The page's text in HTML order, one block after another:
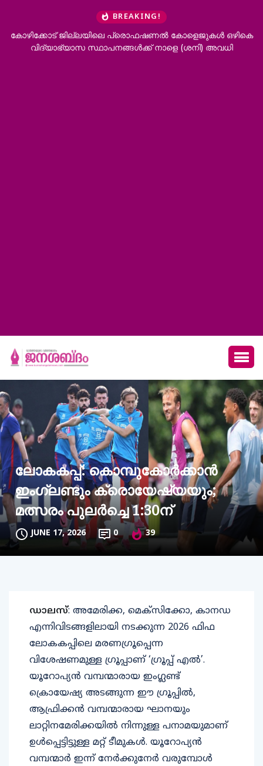
BREAKING!
കോഴിക്കോട് ജില്ലയിലെ പ്രൊഫഷണൽ കോളെജുകൾ ഒഴികെ
വിദ്യാഭ്യാസ സ്ഥാപനങ്ങൾക്ക് നാളെ (ശനി) അവധി
ലോകകപ്പ്: കൊമ്പുകോർക്കാൻ
ഇംഗ്ലണ്ടും ക്രൊയേഷ്യയും;
മത്സരം പുലർച്ചെ 1:30ന്
JUNE 17, 2026 0 39
ഡാലസ്: അമേരിക്ക, മെക്സിക്കോ, കാനഡ
എന്നിവിടങ്ങളിലായി നടക്കുന്ന 2026 ഫിഫ
ലോകകപ്പിലെ മരണഗ്രൂപ്പെന്ന
വിശേഷണമുള്ള ഗ്രൂപ്പാണ് ‘ഗ്രൂപ്പ് എൽ’.
യൂറോപ്യൻ വമ്പന്മാരായ ഇംഗ്ലണ്ട്
ക്രൊയേഷ്യ അടങ്ങുന്ന ഈ ഗ്രൂപ്പിൽ,
ആഫ്രിക്കൻ വമ്പന്മാരായ ഘാനയും
ലാറ്റിനമേരിക്കയിൽ നിന്നുള്ള പനാമയുമാണ്
ഉൾപ്പെട്ടിട്ടുള്ള മറ്റ് ടീമുകൾ. യൂറോപ്യൻ
വമ്പന്മാർ ഇന്ന് നേർക്കുനേർ വരുമ്പോൾ